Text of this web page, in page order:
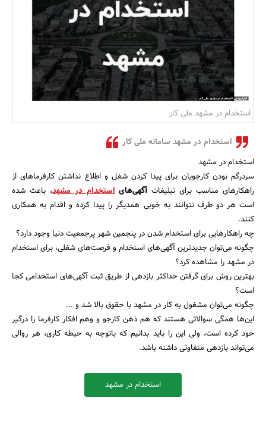
بانک، بیمه و سرمایه
مسکن و ساختمان
استخدام در مشهد ملی کار
استخدام در مشهد سامانه ملی کار
استخدام در مشهد
سردرگم بودن کارجویان برای پیدا کردن شغل و اطلاع نداشتن کارفرماهای از
راهکارهای مناسب برای تبلیغاتآگهی‌هایاستخدام در مشهد، باعث شده
است هر دو طرف نتوانند به خوبی همدیگر را پیدا کرده و اقدام به همکاری
کنند.
چه راهکارهایی برای استخدام شدن در پنجمین شهر پرجمعیت دنیا وجود دارد؟
چگونه می‌توان جدیدترین آگهی‌های استخدام و فرصت‌های شغلی، برای استخدام
در مشهد را مشاهده کرد؟
بهترین روش برای گرفتن حداکثر بازدهی از طریق ثبت آگهی‌های استخدامی کجا
است؟
چگونه می‌توان مشغول به کار در مشهد با حقوق بالا شد و ...
این‌ها همگی سوالاتی هستند که هم ذهن کارجو و وهم افکار کارفرما را درگیر
خود کرده است، ولی این را باید بدانیم که باتوجه به حیطه کاری، هر روالی
می‌تواند بازدهی متفاوتی داشته باشد.
استخدام در مشهد